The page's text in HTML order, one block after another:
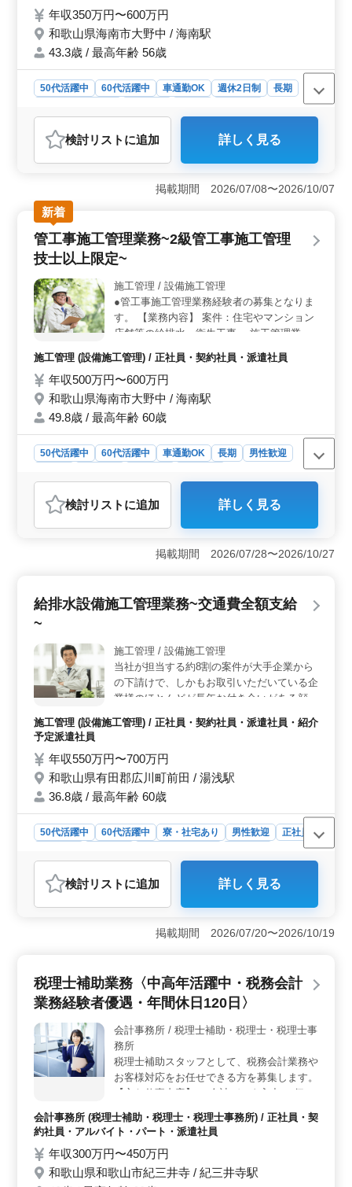
等 会計ソフトは主にICSを使用します。 ＊
年間休日125日 ＊完全週休2日制 ＊マイカー
通勤可能 税理士資格お持ちの方、会計事務
今までの経験を活かして頂ける方のご応募お
待ちしております。
年収350万円〜600万円
和歌山県海南市大野中 / 海南駅
43.3歳 / 最高年齢 56歳
50代活躍中 60代活躍中 車通勤OK 週休2日制
長期
おすすめポイント
＜ワークライフバランスの良さ＞ 完全週休2日制で年間
休日125日、さらに残業もほとんどないため、仕事とプラ
イベートの両立がしやすい環境です。土日祝日が休み
で、長期休暇もあり、家族や趣味の時間を大切にできま
す。 ＜アクセスと通勤の利便性＞ 海南駅からのア
クセスが良好で、マイカー通勤も可能です。車通勤がで
きるため、通勤時間の短縮が期待でき、働きやすい環境
されます。 ＜キャリアアップのチャンス＞ 税理士
資格をお持ちの方や、会計事務所経験10年以上の方は条
件面で優遇されるため、キャリアアップのチャンスがあ
ります。税理士の指示の下で働くため、実務経験を積み
検討リスト に追加 詳しく見る
掲載期間 2026/07/08〜2026/10/07
新着
管工事施工管理業務~2級管工事施工管理
技士以上限定~
施工管理 / 設備施工管理
●管工事施工管理業務経験者の募集となりま
す。 【業務内容】 案件：住宅やマンション
店舗等の給排水、衛生工事 ・施工管理業務
（品質、安全、工程、原価） ・施主や協力
会社との打ち合わせ ・見積もり、積算 ・施
工図チェック、各種書類作成業務等 ☆経験
のあるベテラン中高年の方歓迎です! ☆お気
軽にご応募ください!
施工管理 (設備施工管理) / 正社員・契約社員・派遣社員
年収500万円〜600万円
和歌山県海南市大野中 / 海南駅
49.8歳 / 最高年齢 60歳
50代活躍中 60代活躍中 車通勤OK 長期
男性歓迎
おすすめポイント
＜需要の高まり＞ 管工事施工管理業務に経験豊富な方
を募集しています。住宅やマンション、店舗などでの給
排水や衛生工事に関わる重要な業務です。地域の建設需
要に対応するため、経験者の方々のご応募をお待ちして
には特別な待遇が用意されています。経験豊富な方々の
スキルを最大限に活かし、充実した環境での勤務を提供
ける施工管理業務を担当していただきます。品質や安全
性、工程、原価などを管理し、施工の円滑な進行をサポ
ートします。施主や協力会社との円滑なコミュニケーシ
ョンも重要な役割です。
検討リスト に追加 詳しく見る
掲載期間 2026/07/28〜2026/10/27
給排水設備施工管理業務~交通費全額支給
~
施工管理 / 設備施工管理
当社が担当する約8割の案件が大手企業から
の下請けで、しかもお取引いただいている企
業様のほとんどが長年お付き合いがある顔な
じみのため安心して現場に配属いただけま
す。 主に取引先企業の給排水・衛生・空調
す。 具体的には ・CADでの給排水、衛生、
空調の図面の作成 ・各種書類作成(見積書な
ど) ・施工業者への指示だしおよび管理 ・所
施工管理 (設備施工管理) / 正社員・契約社員・派遣社員・紹介
予定派遣社員
年収550万円〜700万円
和歌山県有田郡広川町前田 / 湯浅駅
36.8歳 / 最高年齢 60歳
50代活躍中 60代活躍中 寮・社宅あり 男性歓迎
正社員
おすすめポイント
＜中高年活躍＞ 50代や60代の経験者が、多くご活躍さ
れています。安心して長く働ける環境が整っていま
す。 ＜給排水設備施工管理業務＞ 大手企業からの
案件で、給排水・衛生・空調設備工事に関わる全般業務
保険や厚生年金、雇用保険、労災保険などの福利厚生が
充実しています。交通費全額支給も魅力的です。
検討リスト に追加 詳しく見る
掲載期間 2026/07/20〜2026/10/19
税理士補助業務〈中高年活躍中・税務会計
業務経験者優遇・年間休日120日〉
会計事務所 / 税理士補助・税理士・税理士事
務所
税理士補助スタッフとして、税務会計業務や
お客様対応をお任せできる方を募集します。
【主な仕事内容】 ・会計データ入力 ・伝票
の起票 ・役所等への書類提出 ・電話応対、
来客応対等 ・その他税理士補助業務 ◯マイ
カー通勤可能(無料駐車場あります) ☆50代以
上のシニア世代が活躍している企業です。会
計事務所での勤務経験が豊かな方、是非ご応
会計事務所 (税理士補助・税理士・税理士事務所) / 正社員・契
約社員・アルバイト・パート・派遣社員
年収300万円〜450万円
和歌山県和歌山市紀三井寺 / 紀三井寺駅